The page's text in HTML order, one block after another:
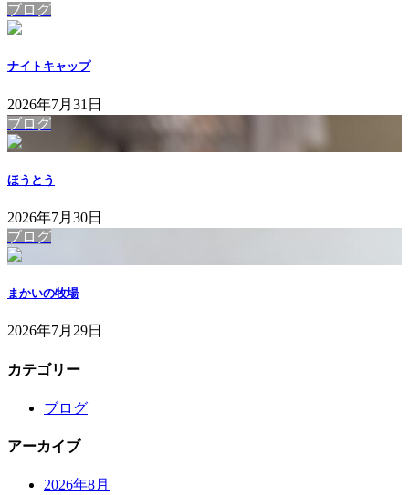
ブログ
ナイトキャップ
2026年7月31日
ブログ
ほうとう
2026年7月30日
ブログ
まかいの牧場
2026年7月29日
カテゴリー
ブログ
アーカイブ
2026年8月